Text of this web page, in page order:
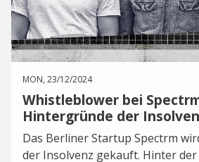
MON, 23/12/2024
Whistleblower bei
Hintergründe der
Das Berliner Startup Spectrm
der Insolvenz gekauft. Hinter